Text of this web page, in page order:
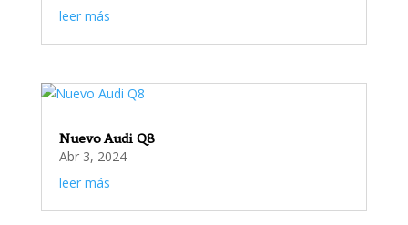
leer más
Nuevo Audi Q8
Abr 3, 2024
leer más